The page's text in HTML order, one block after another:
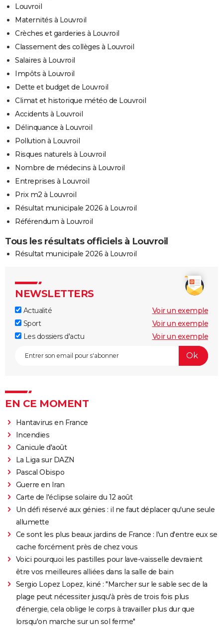
Louvroil
Maternités à Louvroil
Crèches et garderies à Louvroil
Classement des collèges à Louvroil
Salaires à Louvroil
Impôts à Louvroil
Dette et budget de Louvroil
Climat et historique météo de Louvroil
Accidents à Louvroil
Délinquance à Louvroil
Pollution à Louvroil
Risques naturels à Louvroil
Nombre de médecins à Louvroil
Entreprises à Louvroil
Prix m2 à Louvroil
Résultat municipale 2026 à Louvroil
Référendum à Louvroil
Tous les résultats officiels à Louvroil
Résultat municipale 2026 à Louvroil
NEWSLETTERS
Actualité
Voir un exemple
Sport
Voir un exemple
Les dossiers d'actu
Voir un exemple
EN CE MOMENT
Hantavirus en France
Incendies
Canicule d'août
La Liga sur DAZN
Pascal Obispo
Guerre en Iran
Carte de l'éclipse solaire du 12 août
Un défi réservé aux génies : il ne faut déplacer qu'une seule
allumette
Ce sont les plus beaux jardins de France : l'un d'entre eux se
cache forcément près de chez vous
Voici pourquoi les pastilles pour lave-vaisselle devraient
être vos meilleures alliées dans la salle de bain
Sergio Lopez Lopez, kiné : "Marcher sur le sable sec de la
plage peut nécessiter jusqu'à près de trois fois plus
d'énergie, cela oblige le corps à travailler plus dur que
lorsqu'on marche sur un sol ferme"